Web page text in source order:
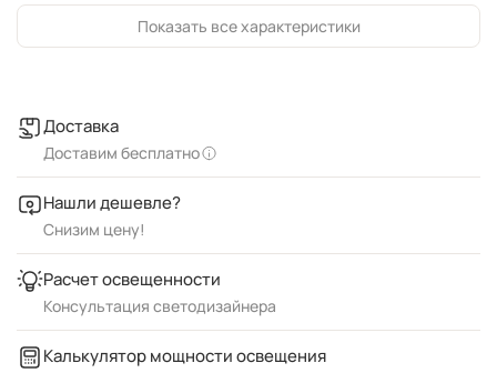
Показать все характеристики
Доставка
Доставим бесплатно
Нашли дешевле?
Снизим цену!
Расчет освещенности
Консультация светодизайнера
Калькулятор мощности освещения